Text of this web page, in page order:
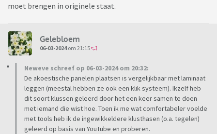
moet brengen in originele staat.
Gelebloem
06-03-2024om 21:15
Neweve schreef op 06-03-2024 om 20:32:
De akoestische panelen plaatsen is vergelijkbaar met laminaat
leggen (meestal hebben ze ook een klik systeem). Ikzelf heb
dit soort klussen geleerd door het een keer samen te doen
met iemand die wist hoe. Toen ik me wat comfortabeler voelde
met tools heb ik de ingewikkeldere klusthasen (o.a. tegelen)
geleerd op basis van YouTube en proberen.